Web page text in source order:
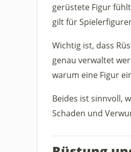
gerüstete Figur
gilt für
Wichtig ist, dass
genau verwaltet
warum eine Figur
Beides ist sinnvoll,
Schaden und